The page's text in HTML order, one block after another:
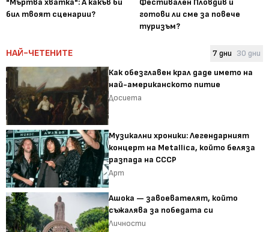
"Мъртва хватка": А какъв би
бил твоят сценарии?
Фестивален Пловдив и
готови ли сме за повече
туризъм?
НАЙ-ЧЕТЕНИТЕ 7 дни 30 дни
Как обезглавен крал даде името на
най-американското питие
Досиета
Музикални хроники: Легендарният
концерт на Metallica, който беляза
разпада на СССР
Арт
Ашока — завоевателят, който
съжалява за победата си
Личности